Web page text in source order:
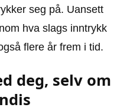
seg på. Uansett
hva slags inntrykk
flere år frem i tid.
deg, selv om